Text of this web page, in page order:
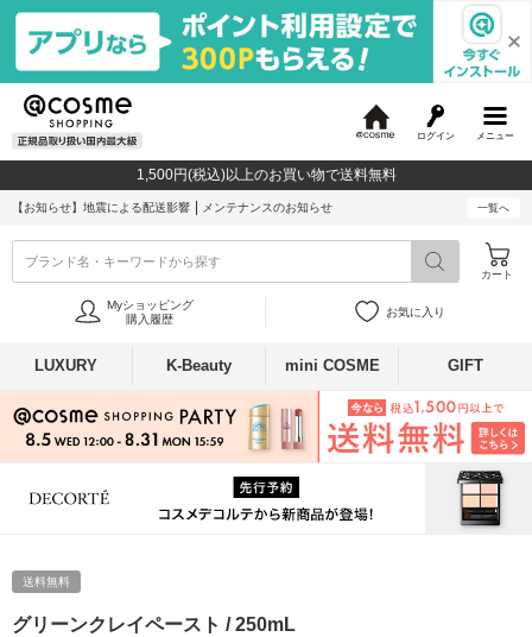
メニュー
ログイン
c
o
1,500円(税込)以上のお買い物で送料無料
【お知らせ】 地震による配送影響 メンテナンスのお知らせ 一覧へ
ブランド名・キーワードから探す
カート
Myショッピング
購入履歴
お気に入り
LUXURY K-Beauty mini COSME GIFT
送料無料
グリーンクレイペースト / 250mL